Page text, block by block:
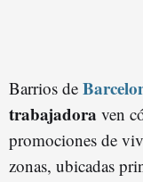
Barrios de
trabajadora ven
promociones de
zonas, ubicadas